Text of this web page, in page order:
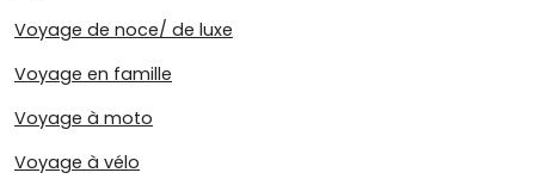
Voyage de noce/ de luxe
Voyage en famille
Voyage à moto
Voyage à vélo